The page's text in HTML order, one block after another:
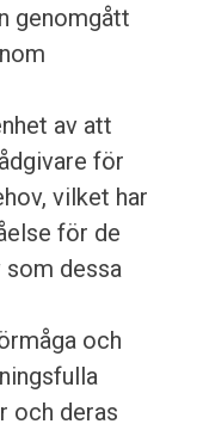
genomgått
av att
för
vilket har
för de
som dessa
och
och deras